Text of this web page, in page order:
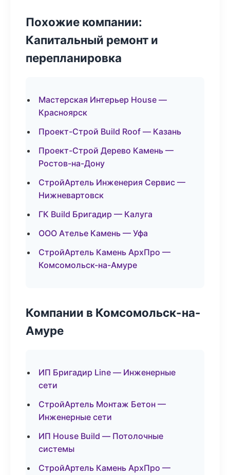
Похожие компании:
Капитальный ремонт и
перепланировка
Мастерская Интерьер House —
Красноярск
Проект-Строй Build Roof — Казань
Проект-Строй Дерево Камень —
Ростов-на-Дону
СтройАртель Инженерия Сервис —
Нижневартовск
ГК Build Бригадир — Калуга
ООО Ателье Камень — Уфа
СтройАртель Камень АрхПро —
Комсомольск-на-Амуре
Компании в Комсомольск-на-
Амуре
ИП Бригадир Line — Инженерные
сети
СтройАртель Монтаж Бетон —
Инженерные сети
ИП House Build — Потолочные
системы
СтройАртель Камень АрхПро —